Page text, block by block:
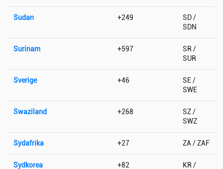
Sudan +249
SD /
SDN
Surinam +597
SR /
SUR
Sverige +46
SE /
SWE
Swaziland +268
SZ /
SWZ
Sydafrika +27 ZA / ZAF
Sydkorea +82
KR /